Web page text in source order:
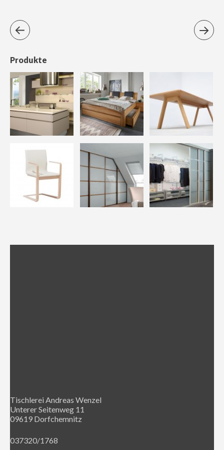
Produkte
Tischlerei Andreas Wenzel
Unterer Seitenweg 11
09619 Dorfchemnitz
037320/1768